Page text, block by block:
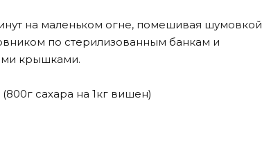
на маленьком огне, помешивая шумовкой
по стерилизованным банкам и
крышками.
сахара на 1кг вишен)